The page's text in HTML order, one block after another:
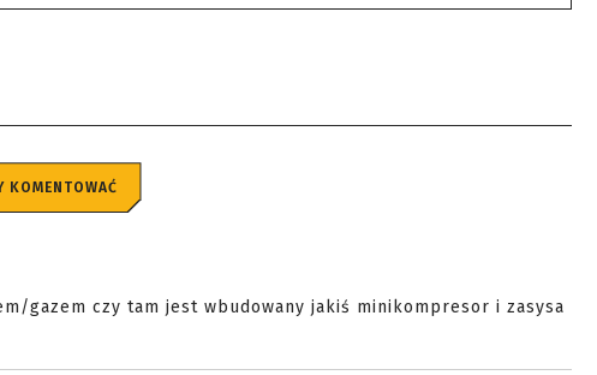
KOMENTOWAĆ
gazem czy tam jest wbudowany jakiś minikompresor i zasysa